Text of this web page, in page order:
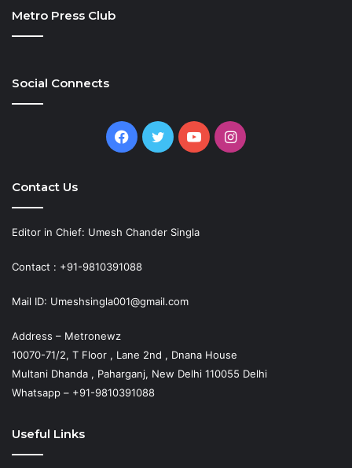
Metro Press Club
Social Connects
Facebook
TwitterYouTubeInstagram
Contact Us
Editor in Chief: Umesh Chander Singla
Contact : +91-9810391088
Mail ID: Umeshsingla001@gmail.com
Address – Metronewz
10070-71/2, T Floor , Lane 2nd , Dnana House
Multani Dhanda , Paharganj, New Delhi 110055 Delhi
Whatsapp – +91-9810391088
Useful Links